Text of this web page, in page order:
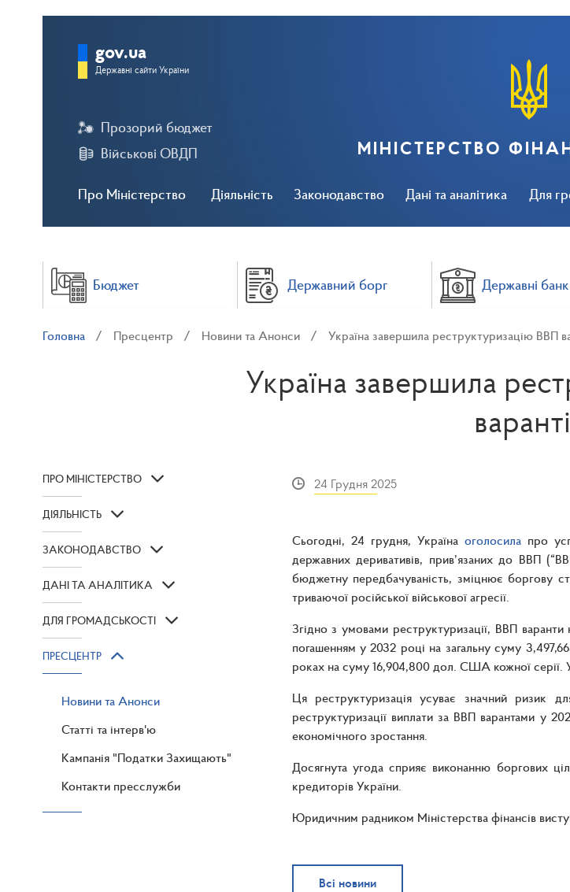
Про Міністерство Діяльність Законодавство Дані та аналітика Для
Прозорий бюджет
Військові ОВДП
gov.ua
Державні сайти України
МІНІСТЕРСТВО
Бюджет Державний борг Державні
Головна Пресцентр Новини та Анонси Україна завершила реструктуризацію ВВП
Україна завершила
ПРО МІНІСТЕРСТВО
ДІЯЛЬНІСТЬ
ЗАКОНОДАВСТВО
ДАНІ ТА АНАЛІТИКА
ДЛЯ ГРОМАДСЬКОСТІ
ПРЕСЦЕНТР
Новини та Анонси
Статті та інтерв'ю
Кампанія "Податки Захищають"
Контакти пресслужби
24 Грудня 2025
Сьогодні, 24 грудня, Україна оголосила про
державних деривативів, прив’язаних до ВВП
бюджетну передбачуваність, зміцнює боргову
триваючої російської військової агресії.
Згідно з умовами реструктуризації, ВВП
погашенням у 2032 році на загальну суму
роках на суму 16,904,800 дол. США кожної серії.
Ця реструктуризація усуває значний ризик
реструктуризації виплати за ВВП варантами у
економічного зростання.
Досягнута угода сприяє виконанню боргових
кредиторів України.
Юридичним радником Міністерства фінансів
Всі новини